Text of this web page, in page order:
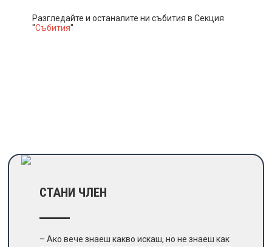
Разгледайте и останалите ни събития в Секция
"Събития"
СТАНИ ЧЛЕН
– Ако вече знаеш какво искаш, но не знаеш как